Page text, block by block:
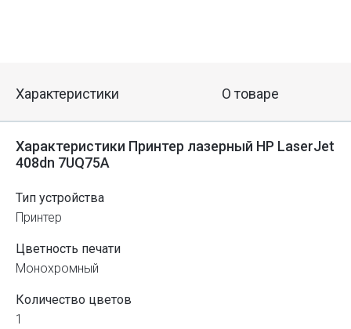
Характеристики О товаре
Характеристики Принтер лазерный HP LaserJet
408dn 7UQ75A
Тип устройства
Принтер
Цветность печати
Монохромный
Количество цветов
1